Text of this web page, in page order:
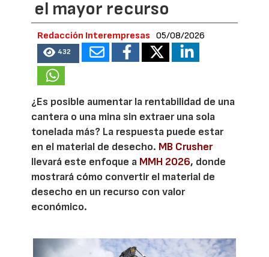
el mayor recurso
Redacción Interempresas 05/08/2026
432
¿Es posible aumentar la rentabilidad de una
cantera o una mina sin extraer una sola
tonelada más? La respuesta puede estar
en el material de desecho. MB Crusher
llevará este enfoque a MMH 2026, donde
mostrará cómo convertir el material de
desecho en un recurso con valor
económico.